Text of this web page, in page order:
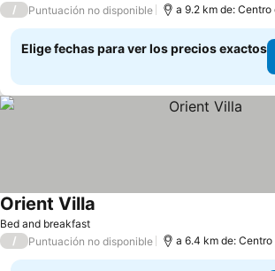
/ Puntuación no disponible a 9.2 km de:
Elige fechas para ver los precios exactos
Bed and breakfast
Orient Villa
/ Puntuación no disponible a 6.4 km de: